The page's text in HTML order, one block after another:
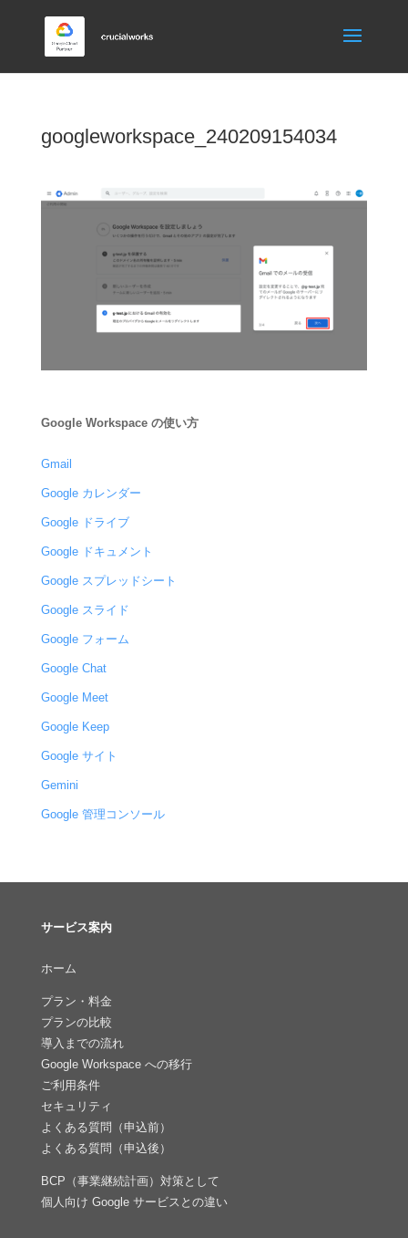
googleworkspace_240209154034
Google Workspace の使い方
Gmail
Google カレンダー
Google ドライブ
Google ドキュメント
Google スプレッドシート
Google スライド
Google フォーム
Google Chat
Google Meet
Google Keep
Google サイト
Gemini
Google 管理コンソール
サービス案内
ホーム
プラン・料金
プランの比較
導入までの流れ
Google Workspace への移行
ご利用条件
セキュリティ
よくある質問（申込前）
よくある質問（申込後）
BCP（事業継続計画）対策として
個人向け Google サービスとの違い